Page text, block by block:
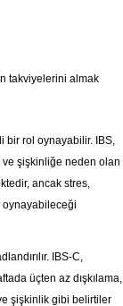
takviyelerini almak
bir rol oynayabilir. IBS,
ve şişkinliğe neden olan
ancak stres,
IBS-C,
üçten az dışkılama,
şişkinlik gibi belirtiler